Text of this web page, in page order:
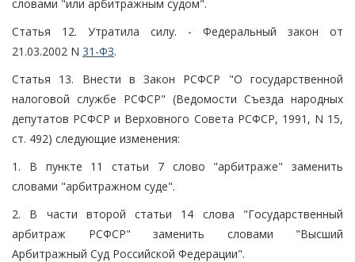
словами "или арбитражным судом".
Статья 12. Утратила силу. - Федеральный закон от
21.03.2002 N 31-ФЗ.
Статья 13. Внести в Закон РСФСР "О государственной
налоговой службе РСФСР" (Ведомости Съезда народных
депутатов РСФСР и Верховного Совета РСФСР, 1991, N 15,
ст. 492) следующие изменения:
1. В пункте 11 статьи 7 слово "арбитраже" заменить
словами "арбитражном суде".
2. В части второй статьи 14 слова "Государственный
арбитраж РСФСР" заменить словами "Высший
Арбитражный Суд Российской Федерации".